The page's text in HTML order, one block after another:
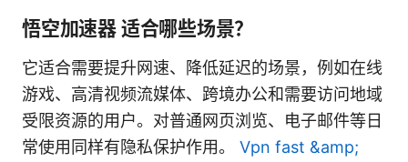
悟空加速器 适合哪些场景？
它适合需要提升网速、降低延迟的场景，例如在线
游戏、高清视频流媒体、跨境办公和需要访问地域
受限资源的用户。对普通网页浏览、电子邮件等日
常使用同样有隐私保护作用。 Vpn fast &amp;